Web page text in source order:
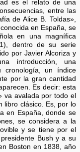
es el relato de una
entre las
de Alice B. Toldas»,
en España, se
en una magnífica
dentro de su serie
por Javier Alcoriza y
introducción, una
cronología, un índice
por la gran cantidad
Es decir: esta
va avalada por todo el
libro clásico. Es, por lo
en España, donde se
se considera a la
y se tiene por el
Bush y a su
Boston en 1838, año